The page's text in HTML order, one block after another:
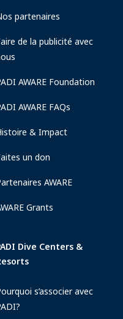
partenaires
de la publicité avec
AWARE Foundation
AWARE FAQs
& Impact
un don
AWARE
Grants
Dive Centers &
s’associer avec